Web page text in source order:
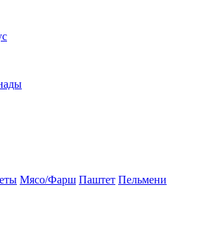
Мясо/Фарш Паштет Пельмени